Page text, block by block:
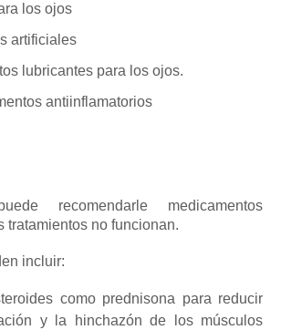
los ojos
artificiales
lubricantes para los ojos.
antiinflamatorios
recomendarle medicamentos
tratamientos no funcionan.
incluir:
como prednisona para reducir
y la hinchazón de los músculos